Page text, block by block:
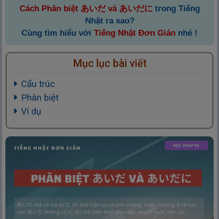
Cách Phân biệt あいだ và あいだに trong Tiếng
Nhật ra sao?
Cùng tìm hiểu với Tiếng Nhật Đơn Giản nhé !
Mục lục bài viết
Cấu trúc
Phân biệt
Ví dụ
TẠI
ĐÂY
TẠI ĐÂY